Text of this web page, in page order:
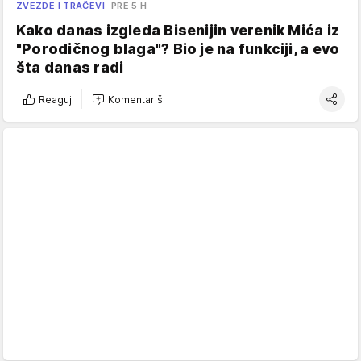
ZVEZDE I TRAČEVI PRE 5 H
Kako danas izgleda Bisenijin verenik Mića iz
"Porodičnog blaga"? Bio je na funkciji, a evo
šta danas radi
Reaguj Komentariši